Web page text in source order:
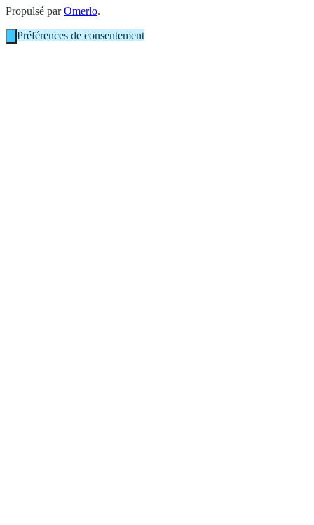
Propulsé parOmerlo.
Préférences de consentement